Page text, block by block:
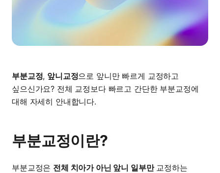
부분교정, 앞니교정으로 앞니만 빠르게 교정하고
싶으신가요? 전체 교정보다 빠르고 간단한 부분교정에
대해 자세히 안내합니다.
부분교정이란?
부분교정은 전체 치아가 아닌 앞니 일부만교정하는